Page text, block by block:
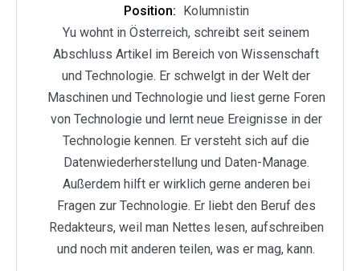
Position: Kolumnistin
Yu wohnt in Österreich, schreibt seit seinem
Abschluss Artikel im Bereich von Wissenschaft
und Technologie. Er schwelgt in der Welt der
Maschinen und Technologie und liest gerne Foren
von Technologie und lernt neue Ereignisse in der
Technologie kennen. Er versteht sich auf die
Datenwiederherstellung und Daten-Manage.
Außerdem hilft er wirklich gerne anderen bei
Fragen zur Technologie. Er liebt den Beruf des
Redakteurs, weil man Nettes lesen, aufschreiben
und noch mit anderen teilen, was er mag, kann.